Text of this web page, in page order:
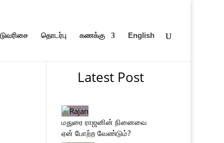
தொடர்பு கணக்கு English
Latest Post
மதுரை ராஜனின் நினைவை
ஏன் போற்ற வேண்டும்?